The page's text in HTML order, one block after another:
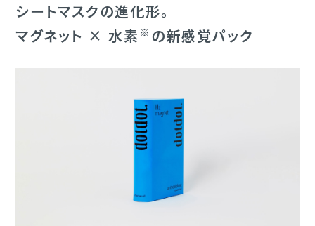
シートマスクの進化形。
マグネット × 水素 ※ の新感覚パック